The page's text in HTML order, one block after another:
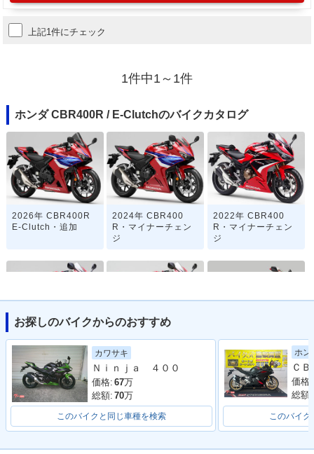
上記1件にチェック
1件中1～1件
ホンダ CBR400R / E-Clutchのバイクカタログ
2026年 CBR400R
E-Clutch・追加
2024年 CBR400
R・マイナーチェン
ジ
2022年 CBR400
R・マイナーチェン
ジ
2020年 CBR400
R・カラーチェンジ
2019年 CBR400
R・フルモデルチェ
ンジ
R・カラーチェンジ
お探しのバイクからのおすすめ
カワサキ
Ｎｉｎｊａ ４００
価格: 67万
総額: 70万
このバイクと同じ車種を検索
ホン
価格:
総額:
このバイク